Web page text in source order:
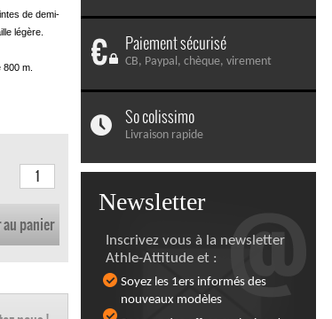
de demi-
légère.
m.
panier
Paiement sécurisé
CB, Paypal, chèque, virement
So colissimo
Livraison rapide
Newsletter
Inscrivez vous à la newsletter
Athle-Attitude et :
Soyez les 1ers informés des
nouveaux modèles